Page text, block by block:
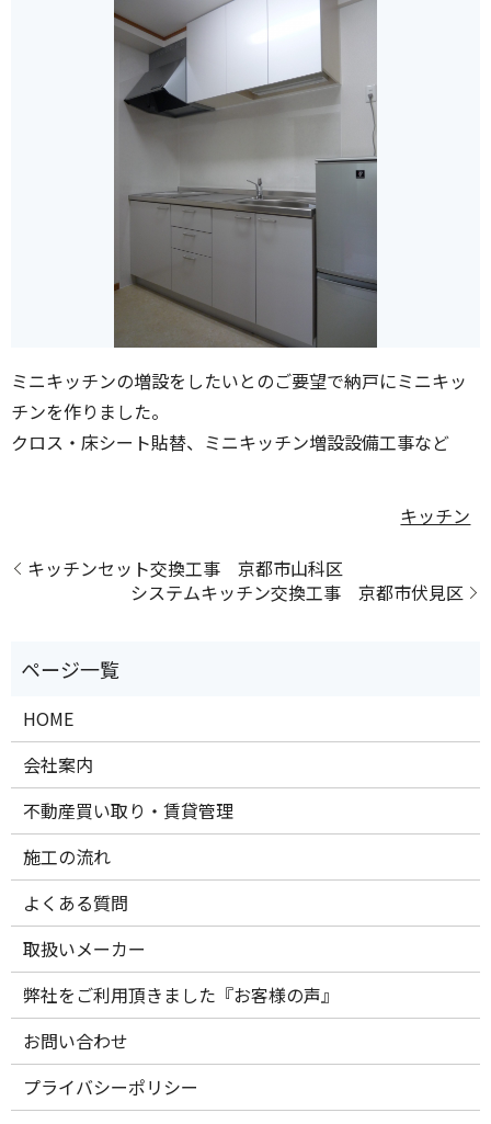
ミニキッチンの増設をしたいとのご要望で納戸にミニキッ
チンを作りました。
クロス・床シート貼替、ミニキッチン増設設備工事など
キッチン
キッチンセット交換工事 京都市山科区
システムキッチン交換工事 京都市伏見区
HOME
会社案内
不動産買い取り・賃貸管理
施工の流れ
よくある質問
取扱いメーカー
弊社をご利用頂きました『お客様の声』
お問い合わせ
プライバシーポリシー